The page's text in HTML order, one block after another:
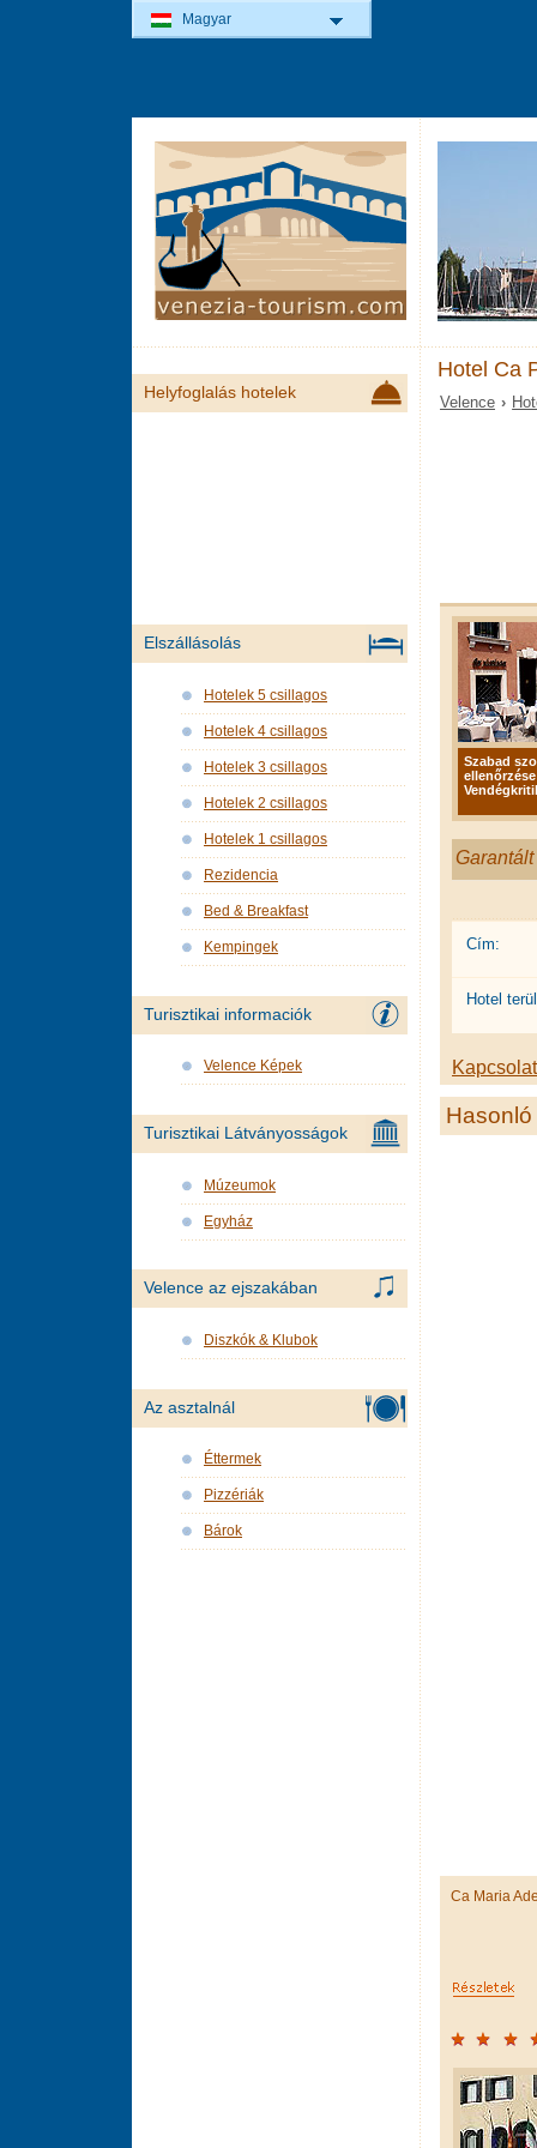
Hotel Ca
Velence ›
Szabad
Cím:
Hotel
Ca Maria
Helyfoglalás hotelek
Elszállásolás
Hotelek 5 csillagos
Hotelek 4 csillagos
Hotelek 3 csillagos
Hotelek 2 csillagos
Hotelek 1 csillagos
Rezidencia
Bed & Breakfast
Kempingek
Turisztikai informaciók
Velence Képek
Turisztikai Látványosságok
Múzeumok
Egyház
Velence az ejszakában
Diszkók & Klubok
Az asztalnál
Éttermek
Pizzériák
Bárok
Magyar